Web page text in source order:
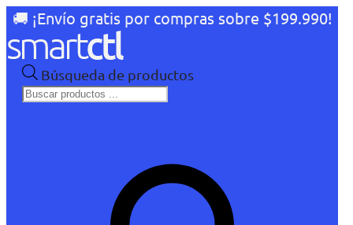
🚚 ¡Envío gratis por compras sobre $199.990!
Búsqueda de productos